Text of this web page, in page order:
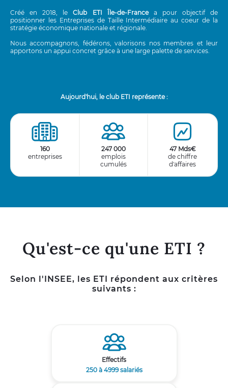
Créé en 2018, leClub ETI Île-de-Francea pour objectif de
positionner les Entreprises de Taille Intermédiaire au coeur de la
stratégie économique nationale et régionale.
Nous accompagnons, fédérons, valorisons nos membres et leur
apportons un appui concret grâce à une large palette de services.
Aujourd'hui, le club ETI représente :
160
entreprises
247 000
emplois
cumulés
47 Mds€
de chiffre
d'affaires
Qu'est-ce qu'une ETI ?
Selon l'INSEE, les ETI répondent aux critères
suivants :
Effectifs
250 à 4999 salariés